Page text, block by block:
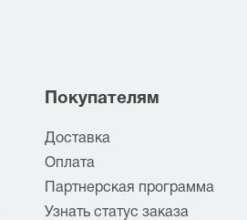
Покупателям
Доставка
Оплата
Партнерская программа
Узнать статус заказа